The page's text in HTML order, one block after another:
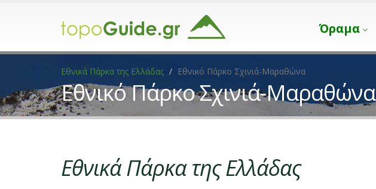
Όραμα
Εθνικά Πάρκα της Ελλάδας Εθνικό Πάρκο Σχινιά-Μαραθώνα
Εθνικό Πάρκο Σχινιά-Μαραθώνα
Εθνικά Πάρκα της Ελλάδας